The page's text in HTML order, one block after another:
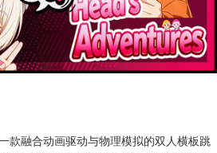
款融合动画驱动与物理模拟的双人横板跳